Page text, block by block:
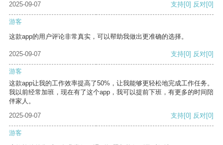
2025-09-07 支持[0] 反对[0]
游客
这款app的用户评论非常真实，可以帮助我做出更准确的选择。
2025-09-07 支持[0] 反对[0]
游客
这款app让我的工作效率提高了50%，让我能够更轻松地完成工作任务。
我以前经常加班，现在有了这个app，我可以提前下班，有更多的时间陪
伴家人。
2025-09-07
支持[0] 反对[0]
游客